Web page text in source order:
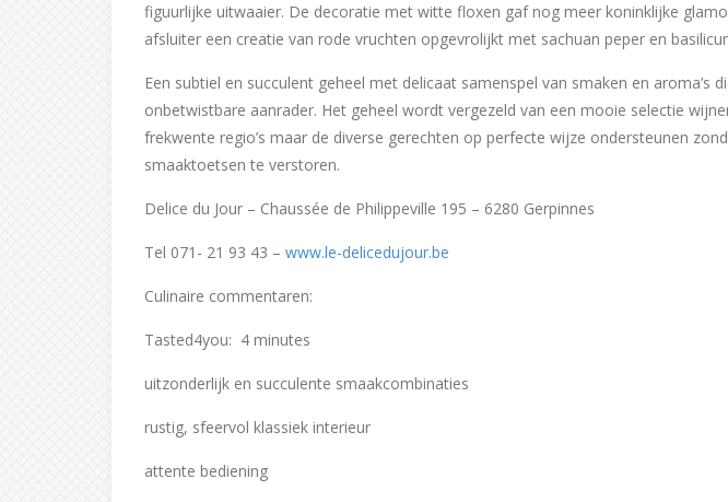
figuurlijke uitwaaier. De decoratie met witte floxen gaf nog meer koninklijke
afsluiter een creatie van rode vruchten opgevrolijkt met sachuan peper en
Een subtiel en succulent geheel met delicaat samenspel van smaken en aroma’s
onbetwistbare aanrader. Het geheel wordt vergezeld van een mooie selectie
frekwente regio’s maar de diverse gerechten op perfecte wijze ondersteunen
smaaktoetsen te verstoren.
Delice du Jour – Chaussée de Philippeville 195 – 6280 Gerpinnes
Tel 071- 21 93 43 – www.le-delicedujour.be
Culinaire commentaren:
Tasted4you: 4 minutes
uitzonderlijk en succulente smaakcombinaties
rustig, sfeervol klassiek interieur
attente bediening